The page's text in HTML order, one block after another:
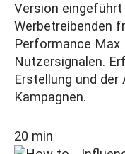
Version
Werbetreibenden
Performance
Nutzersignalen.
Erstellung und
Kampagnen.
20 min